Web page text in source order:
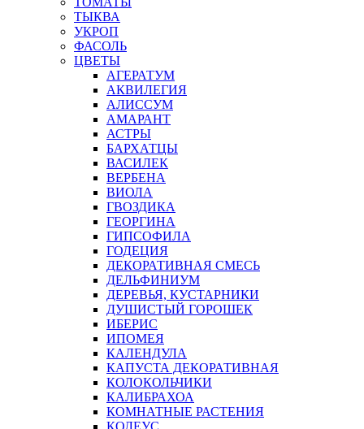
ТЫКВА
УКРОП
ФАСОЛЬ
ЦВЕТЫ
АГЕРАТУМ
АКВИЛЕГИЯ
АЛИССУМ
АМАРАНТ
АСТРЫ
БАРХАТЦЫ
ВАСИЛЕК
ВЕРБЕНА
ВИОЛА
ГВОЗДИКА
ГЕОРГИНА
ГИПСОФИЛА
ГОДЕЦИЯ
ДЕКОРАТИВНАЯ СМЕСЬ
ДЕЛЬФИНИУМ
ДЕРЕВЬЯ, КУСТАРНИКИ
ДУШИСТЫЙ ГОРОШЕК
ИБЕРИС
ИПОМЕЯ
КАЛЕНДУЛА
КАПУСТА ДЕКОРАТИВНАЯ
КОЛОКОЛЬЧИКИ
КАЛИБРАХОА
КОМНАТНЫЕ РАСТЕНИЯ
КОЛЕУС